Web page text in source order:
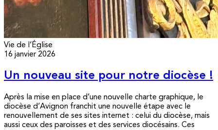
Vie de l’Église
16 janvier 2026
Un nouveau site pour notre diocèse !
Après la mise en place d’une nouvelle charte graphique, le
diocèse d’Avignon franchit une nouvelle étape avec le
renouvellement de ses sites internet : celui du diocèse, mais
aussi ceux des paroisses et des services diocésains. Ces